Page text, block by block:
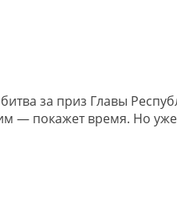
за приз Главы
— покажет время. Но